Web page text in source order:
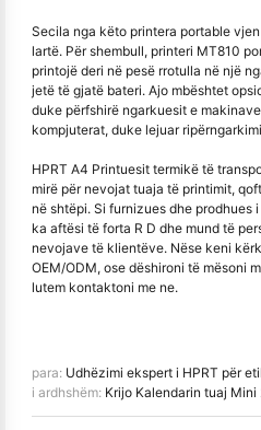
Secila nga këto printera portable
lartë. Për shembull, printeri MT810
printojë deri në pesë rrotulla në një
jetë të gjatë bateri. Ajo mbështet
duke përfshirë ngarkuesit e
kompjuterat, duke lejuar
HPRT A4 Printuesit termikë të
mirë për nevojat tuaja të printimit,
në shtëpi. Si furnizues dhe prodhues
ka aftësi të forta R D dhe mund të
nevojave të klientëve. Nëse keni
OEM/ODM, ose dëshironi të mësoni
lutem kontaktoni me ne.
para: Udhëzimi ekspert i HPRT për etiketat e
i ardhshëm: Krijo Kalendarin tuaj Mini 2024: Një udhërrëfyes